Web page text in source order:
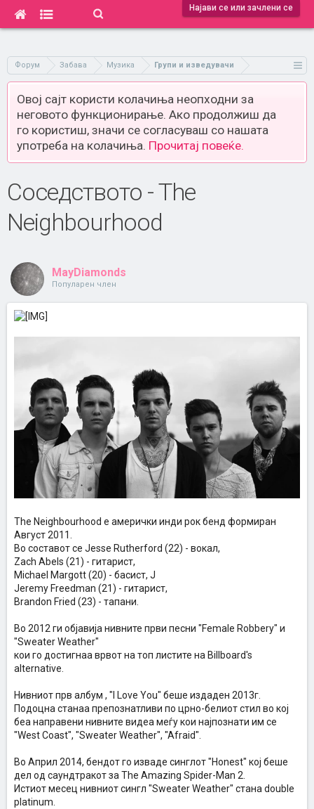
Најави се или зачлени се
Форум Забава Музика Групи и изведувачи
Овој сајт користи колачиња неопходни за
неговото функционирање. Ако продолжиш да
го користиш, значи се согласуваш со нашата
употреба на колачиња. Прочитај повеќе.
Соседството - The
Neighbourhood
MayDiamonds
Популарен член
The Neighbourhood е амерички инди рок бенд формиран
Август 2011.
Во составот се Jesse Rutherford (22) - вокал,
Zach Abels (21) - гитарист,
Michael Margott (20) - басист, J
Jeremy Freedman (21) - гитарист,
Brandon Fried (23) - тапани.
Во 2012 ги објавија нивните први песни "Female Robbery" и
"Sweater Weather"
кои го достигнаа врвот на топ листите на Billboard's
alternative.
Нивниот прв албум , "I Love Yоu" беше издаден 2013г.
Подоцна станаа препознатливи по црно-белиот стил во кој
беа направени нивните видеа меѓу кои најпознати им се
"West Coast", "Sweater Weather", "Afraid".
Во Април 2014, бендот го изваде синглот "Honest" кој беше
дел од саундтракот за The Amazing Spider-Man 2.
Истиот месец нивниот сингл "Sweater Weather" стана double
platinum.